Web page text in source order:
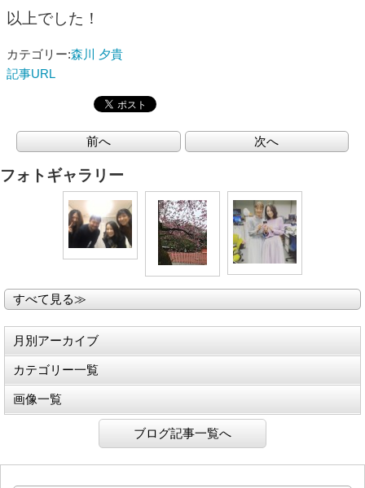
以上でした！
カテゴリー:森川 夕貴
記事URL
前へ 次へ
フォトギャラリー
すべて見る≫
月別アーカイブ
カテゴリー一覧
画像一覧
ブログ記事一覧へ